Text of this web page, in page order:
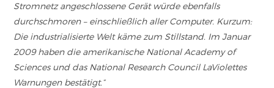
Stromnetz angeschlossene Gerät würde ebenfalls
durchschmoren – einschließlich aller Computer. Kurzum:
Die industrialisierte Welt käme zum Stillstand. Im Januar
2009 haben die amerikanische National Academy of
Sciences und das National Research Council LaViolettes
Warnungen bestätigt.“